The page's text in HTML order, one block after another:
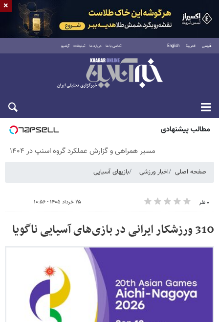
فارسی العربية English تماس با ما درباره ما تبلیغات آرشیو
پنجشنبه ۱۵ مرداد ۱۴۰۵
مطالب پیشنهادی
مسیر همراهی و گزارش عملکرد گروه اسنپ در ۱۴۰۴
صفحه اصلی اخبار ورزشی بازیهای آسیایی
۰ نفر ۲۵ خرداد ۱۴۰۵ - ۱۰:۵۶
310 ورزشکار ایرانی در بازی‌های آسیایی ناگویا
×